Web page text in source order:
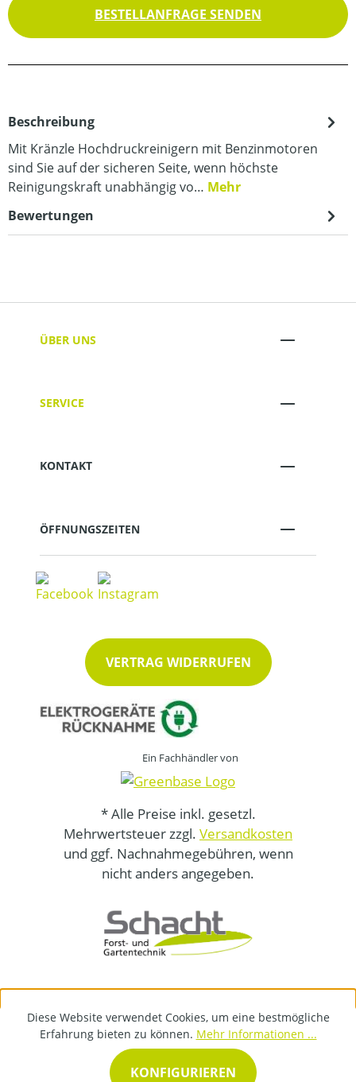
BESTELLANFRAGE SENDEN
Beschreibung
Mit Kränzle Hochdruckreinigern mit Benzinmotoren
sind Sie auf der sicheren Seite, wenn höchste
Reinigungskraft unabhängig vo… Mehr
Bewertungen
ÜBER UNS
SERVICE
KONTAKT
ÖFFNUNGSZEITEN
VERTRAG WIDERRUFEN
Ein Fachhändler von
* Alle Preise inkl. gesetzl.
Mehrwertsteuer zzgl. Versandkosten
und ggf. Nachnahmegebühren, wenn
nicht anders angegeben.
Diese Website verwendet Cookies, um eine bestmögliche
Erfahrung bieten zu können. Mehr Informationen ...
KONFIGURIEREN